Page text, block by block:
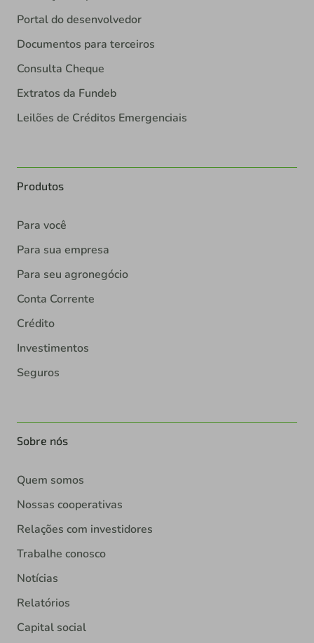
Portal do desenvolvedor
Documentos para terceiros
Consulta Cheque
Extratos da Fundeb
Leilões de Créditos Emergenciais
Produtos
Para você
Para sua empresa
Para seu agronegócio
Conta Corrente
Crédito
Investimentos
Seguros
Sobre nós
Quem somos
Nossas cooperativas
Relações com investidores
Trabalhe conosco
Notícias
Relatórios
Capital social